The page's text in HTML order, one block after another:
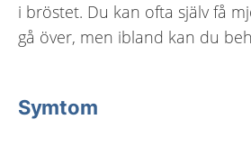
i bröstet. Du kan ofta själv få
gå över, men ibland kan du
Symtom